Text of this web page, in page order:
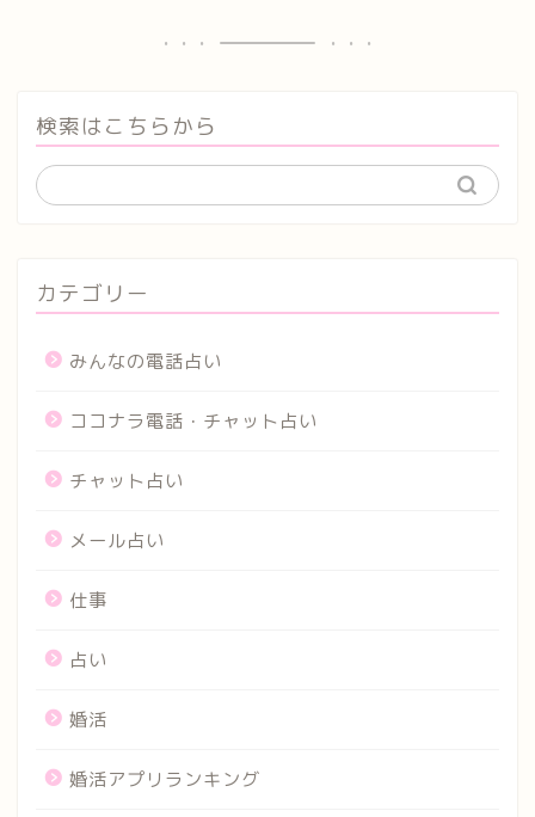
検索はこちらから
カテゴリー
みんなの電話占い
ココナラ電話・チャット占い
チャット占い
メール占い
仕事
占い
婚活
婚活アプリランキング